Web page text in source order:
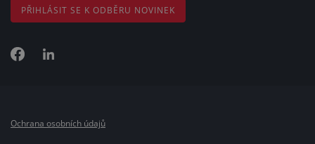
PŘIHLÁSIT SE K ODBĚRU NOVINEK
Ochrana osobních údajů